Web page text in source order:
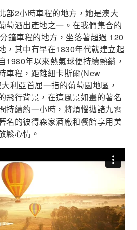
部2小時車程的地方，她是澳大
萄酒出產地之一。在我們集合的
鐘車程的地方，坐落著超過 120
，其中有早在1830年代就建立起
1980年以來熱氣球便持續熱銷，
車程，距離紐卡斯爾(New
利亞首屈一指的葡萄園地區，
飛行背景，在這風景如畫的著名
持續約一小時，將煩惱拋諸九霄
名的彼得森家酒廠和餐館享用美
鬆心情。